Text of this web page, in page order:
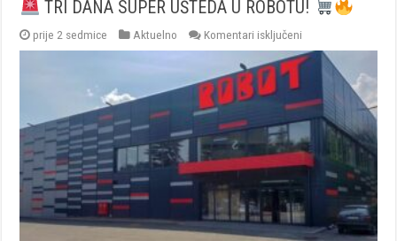
TRI DANA SUPER UŠTEDA U ROBOTU!
prije 2 sedmice Aktuelno Komentari isključeni
TRI
UŠTEDA
U
ROBOTU!